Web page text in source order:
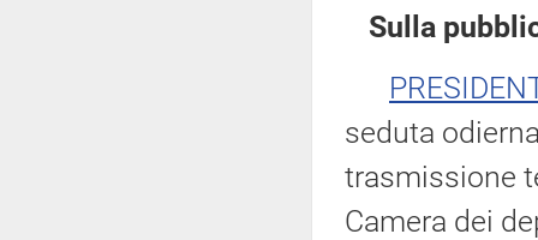
Sulla
seduta
trasmissione
Camera dei